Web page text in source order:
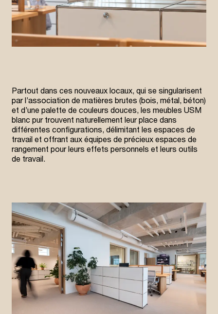
Partout dans ces nouveaux locaux, qui se singularisent
par l’association de matières brutes (bois, métal, béton)
et d’une palette de couleurs douces, les meubles USM
blanc pur trouvent naturellement leur place dans
différentes configurations, délimitant les espaces de
travail et offrant aux équipes de précieux espaces de
rangement pour leurs effets personnels et leurs outils
de travail.